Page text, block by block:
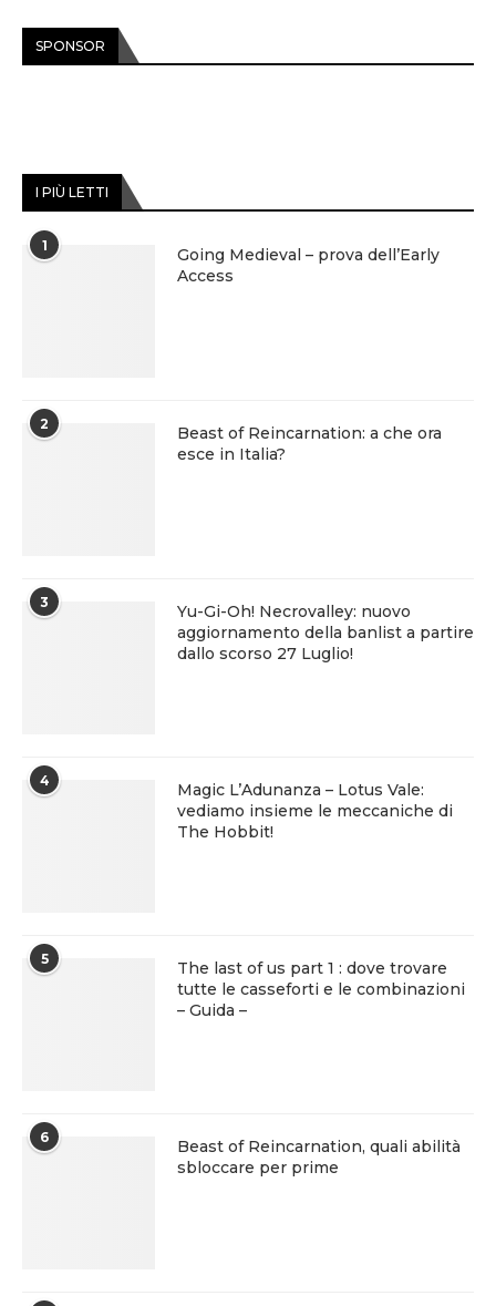
SPONSOR
I PIÙ LETTI
1
Going Medieval – prova dell’Early
Access
2
Beast of Reincarnation: a che ora
esce in Italia?
3
Yu-Gi-Oh! Necrovalley: nuovo
aggiornamento della banlist a partire
dallo scorso 27 Luglio!
4
Magic L’Adunanza – Lotus Vale:
vediamo insieme le meccaniche di
The Hobbit!
5
The last of us part 1 : dove trovare
tutte le casseforti e le combinazioni
– Guida –
6
Beast of Reincarnation, quali abilità
sbloccare per prime